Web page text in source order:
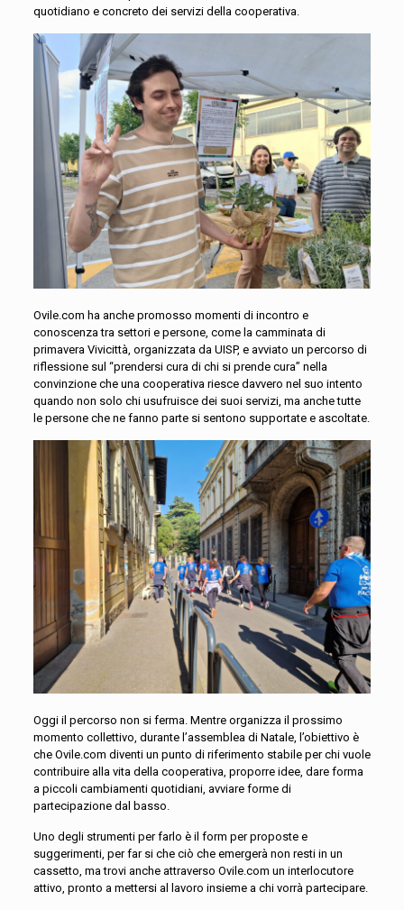
quotidiano e concreto dei servizi della cooperativa.
Ovile.com ha anchepromosso momenti di incontro e
conoscenza tra settori e persone, come la camminata di
primavera Vivicittà, organizzata da UISP, e avviato un percorso di
riflessione sul “prendersi cura di chi si prende cura” nella
convinzioneche una cooperativa riesce davvero nel suo intento
quando non solo chi usufruisce dei suoi servizi, ma anchetutte
le persone che ne fanno parte si sentono supportate e ascoltate.
Oggi il percorso non si ferma. Mentre organizza il prossimo
momento collettivo, durante l’assemblea di Natale, l’obiettivo è
che Ovile.com diventi un punto di riferimento stabile per chi vuole
contribuire alla vita della cooperativa, proporre idee, dare forma
a piccoli cambiamenti quotidiani, avviare forme di
partecipazione dal basso.
Uno degli strumenti per farlo è il form per proposte e
suggerimenti, per far si che ciò che emergerà non resti in un
cassetto, ma trovi anche attraverso Ovile.com un interlocutore
attivo, pronto a mettersi al lavoro insieme a chi vorrà partecipare.